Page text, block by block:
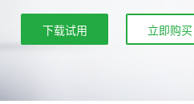
下载试用 立即购买